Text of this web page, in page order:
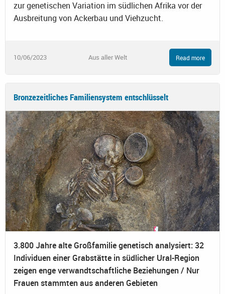
zur genetischen Variation im südlichen Afrika vor der
Ausbreitung von Ackerbau und Viehzucht.
10/06/2023 Aus aller Welt Read more
Bronzezeitliches Familiensystem entschlüsselt
3.800 Jahre alte Großfamilie genetisch analysiert: 32
Individuen einer Grabstätte in südlicher Ural-Region
zeigen enge verwandtschaftliche Beziehungen / Nur
Frauen stammten aus anderen Gebieten